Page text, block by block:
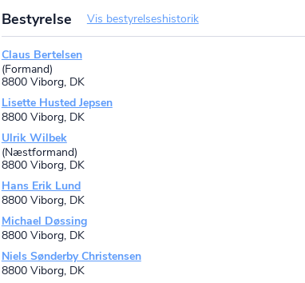
P-nr.: 1022772739
C/O Tinghallen A/S Viborg, Tingvej 7, 8800 Viborg, DK
Bestyrelse Vis bestyrelseshistorik
Claus Bertelsen
(Formand)
8800 Viborg, DK
Lisette Husted Jepsen
8800 Viborg, DK
Ulrik Wilbek
(Næstformand)
8800 Viborg, DK
Hans Erik Lund
8800 Viborg, DK
Michael Døssing
8800 Viborg, DK
Niels Sønderby Christensen
8800 Viborg, DK